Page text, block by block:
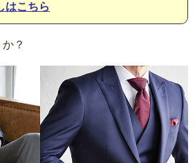
はこちら
？